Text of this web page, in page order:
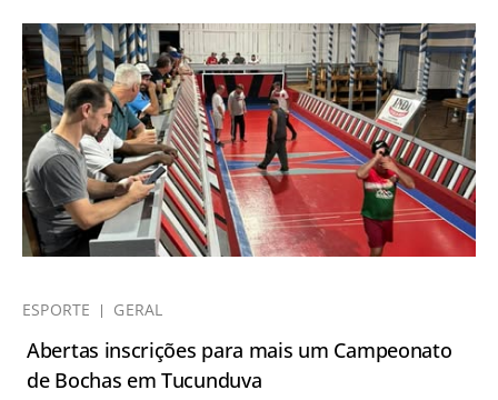
ESPORTE GERAL
Abertas inscrições para mais um Campeonato
de Bochas em Tucunduva